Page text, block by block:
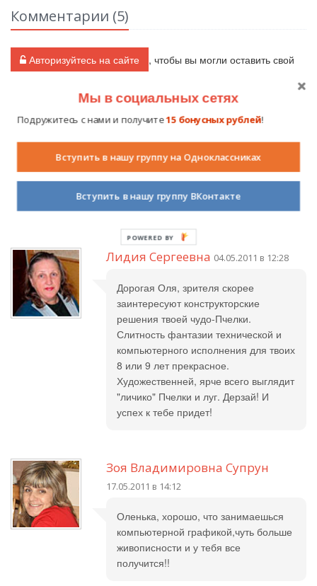
Комментарии (5)
Авторизуйтесь на сайте
, чтобы вы могли оставить свой
Наталья 29.04.2011 в 22:54
Оля, прекрасный рисунок! У тебя
хорошо развито творческое
воображение!
Лидия Сергеевна 04.05.2011 в 12:28
Дорогая Оля, зрителя скорее
заинтересуют конструкторские
решения твоей чудо-Пчелки.
Слитность фантазии технической и
компьютерного исполнения для твоих
8 или 9 лет прекрасное.
Художественней, ярче всего выглядит
"личико" Пчелки и луг. Дерзай! И
успех к тебе придет!
Зоя Владимировна Супрун
17.05.2011 в 14:12
Оленька, хорошо, что занимаешься
компьютерной графикой,чуть больше
живописности и у тебя все
получится!!
Мы в социальных сетях
Подружитесь с нами и получите15 бонусных рублей!
Вступить в нашу группу на Одноклассниках
Вступить в нашу группу ВКонтакте
POWERED BY